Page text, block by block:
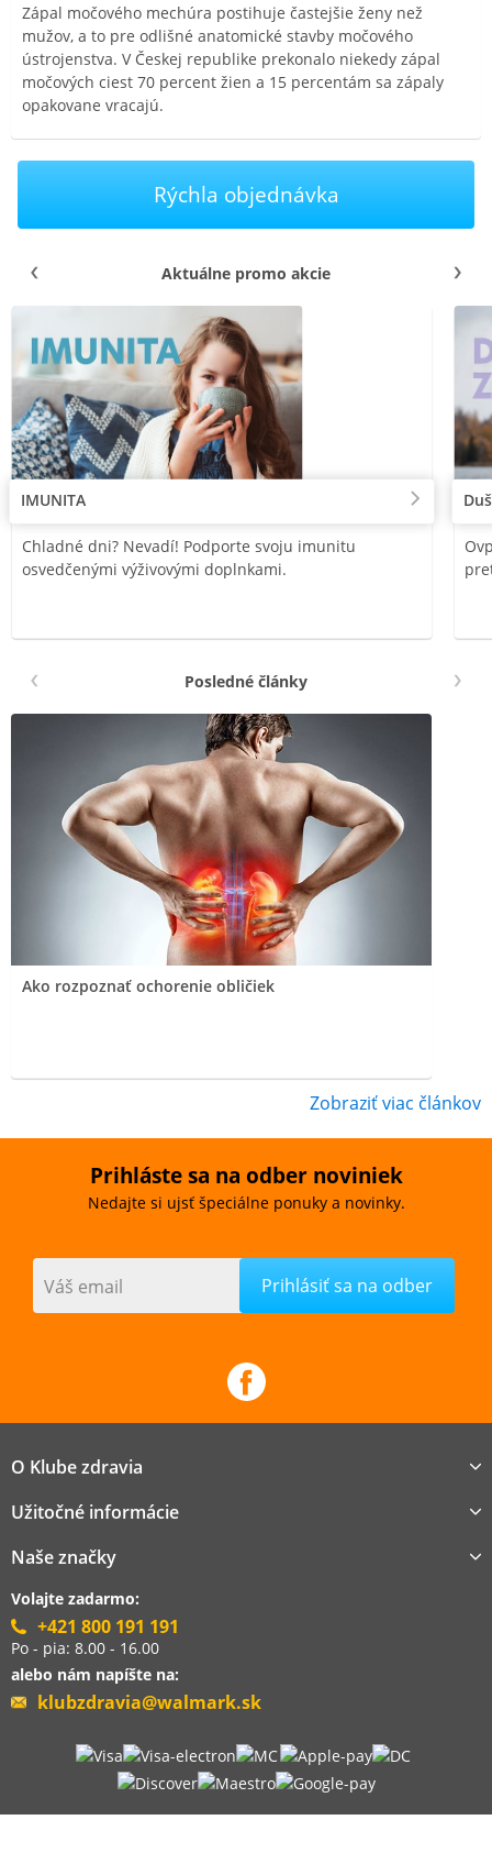
Zápal močového mechúra postihuje častejšie ženy než
mužov, a to pre odlišné anatomické stavby močového
ústrojenstva. V Českej republike prekonalo niekedy zápal
močových ciest 70 percent žien a 15 percentám sa zápaly
opakovane vracajú.
Rýchla objednávka
Aktuálne promo akcie
IMUNITA
Chladné dni? Nevadí! Podporte svoju imunitu
osvedčenými výživovými doplnkami.
Posledné články
Ako rozpoznať ochorenie obličiek
Zobraziť viac článkov
Prihláste sa na odber noviniek
Nedajte si ujsť špeciálne ponuky a novinky.
Váš email
O Klube zdravia
Užitočné informácie
Naše značky
Volajte zadarmo:
+421 800 191 191
Po - pia: 8.00 - 16.00
alebo nám napíšte na:
klubzdravia@walmark.sk